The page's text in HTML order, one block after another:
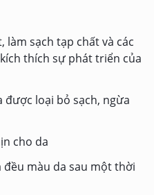
làm sạch tạp chất và các
thích sự phát triển của
loại bỏ sạch, ngừa
cho da
đều màu da sau một thời